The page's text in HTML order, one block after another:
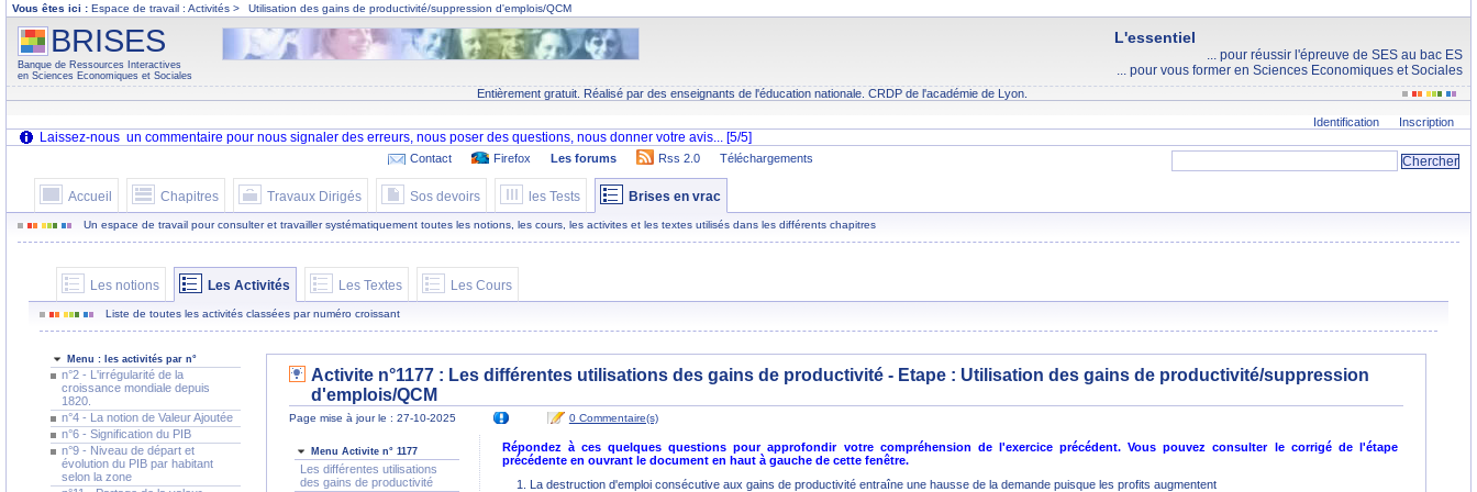
Vous êtes ici : Espace de travail : Activités > Utilisation des gains de productivité/suppression d'emplois/QCM
L'essentiel
... pour réussir l'épreuve de SES au bac ES
... pour vous former en Sciences Economiques et Sociales
BRISES
Banque de Ressources Interactives
en Sciences Economiques et Sociales
Entièrement gratuit. Réalisé par des enseignants de l'éducation nationale. CRDP de l'académie de Lyon.
Identification Inscription
Contact Firefox Les forums Rss 2.0 Téléchargements
Accueil Chapitres Travaux Dirigés Sos devoirs les Tests Brises en vrac
Un espace de travail pour consulter et travailler systématiquement toutes les notions, les cours, les activites et les textes utilisés dans les différents chapitres
Les notions Les Activités Les Textes Les Cours
Liste de toutes les activités classées par numéro croissant
Menu : les activités par n°
n°2 - L'irrégularité de la
croissance mondiale depuis
1820.
n°4 - La notion de Valeur Ajoutée
n°6 - Signification du PIB
n°9 - Niveau de départ et
évolution du PIB par habitant
selon la zone
Activite n°1177 : Les différentes utilisations des gains de productivité - Etape : Utilisation des gains de productivité/suppression
d'emplois/QCM
Page mise à jour le : 27-10-2025 0 Commentaire(s)
Menu Activite n° 1177
Les différentes utilisations
des gains de productivité
Répondez à ces quelques questions pour approfondir votre compréhension de l'exercice précédent. Vous pouvez consulter le corrigé de l'étape
précédente en ouvrant le document en haut à gauche de cette fenêtre.
La destruction d'emploi consécutive aux gains de productivité entraîne une hausse de la demande puisque les profits augmentent